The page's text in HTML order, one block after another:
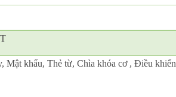
Mật khẩu, Thẻ từ, Chìa khóa cơ , Điều khiển